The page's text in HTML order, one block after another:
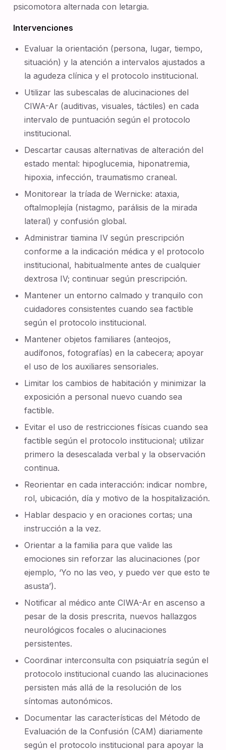
psicomotora alternada con letargia.
Intervenciones
Evaluar la orientación (persona, lugar, tiempo,
situación) y la atención a intervalos ajustados a
la agudeza clínica y el protocolo institucional.
Utilizar las subescalas de alucinaciones del
CIWA-Ar (auditivas, visuales, táctiles) en cada
intervalo de puntuación según el protocolo
institucional.
Descartar causas alternativas de alteración del
estado mental: hipoglucemia, hiponatremia,
hipoxia, infección, traumatismo craneal.
Monitorear la tríada de Wernicke: ataxia,
oftalmoplejía (nistagmo, parálisis de la mirada
lateral) y confusión global.
Administrar tiamina IV según prescripción
conforme a la indicación médica y el protocolo
institucional, habitualmente antes de cualquier
dextrosa IV; continuar según prescripción.
Mantener un entorno calmado y tranquilo con
cuidadores consistentes cuando sea factible
según el protocolo institucional.
Mantener objetos familiares (anteojos,
audífonos, fotografías) en la cabecera; apoyar
el uso de los auxiliares sensoriales.
Limitar los cambios de habitación y minimizar la
exposición a personal nuevo cuando sea
factible.
Evitar el uso de restricciones físicas cuando sea
factible según el protocolo institucional; utilizar
primero la desescalada verbal y la observación
continua.
Reorientar en cada interacción: indicar nombre,
rol, ubicación, día y motivo de la hospitalización.
Hablar despacio y en oraciones cortas; una
instrucción a la vez.
Orientar a la familia para que valide las
emociones sin reforzar las alucinaciones (por
ejemplo, ‘Yo no las veo, y puedo ver que esto te
asusta’).
Notificar al médico ante CIWA-Ar en ascenso a
pesar de la dosis prescrita, nuevos hallazgos
neurológicos focales o alucinaciones
persistentes.
Coordinar interconsulta con psiquiatría según el
protocolo institucional cuando las alucinaciones
persisten más allá de la resolución de los
síntomas autonómicos.
Documentar las características del Método de
Evaluación de la Confusión (CAM) diariamente
según el protocolo institucional para apoyar la